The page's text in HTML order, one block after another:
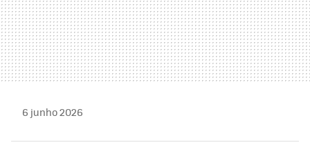
6 junho 2026